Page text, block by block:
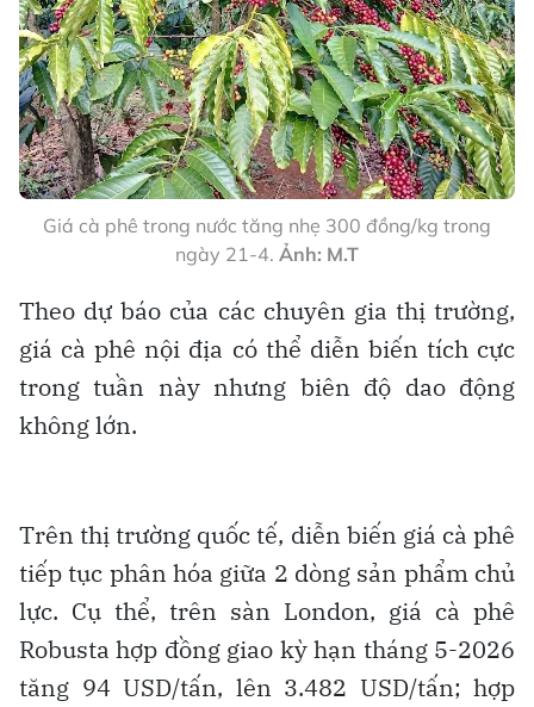
Giá cà phê trong nước tăng nhẹ 300 đồng/kg trong
ngày 21-4. Ảnh: M.T
Theo dự báo của các chuyên gia thị trường,
giá cà phê nội địa có thể diễn biến tích cực
trong tuần này nhưng biên độ dao động
không lớn.
Trên thị trường quốc tế, diễn biến giá cà phê
tiếp tục phân hóa giữa 2 dòng sản phẩm chủ
lực. Cụ thể, trên sàn London, giá cà phê
Robusta hợp đồng giao kỳ hạn tháng 5-2026
tăng 94 USD/tấn, lên 3.482 USD/tấn; hợp